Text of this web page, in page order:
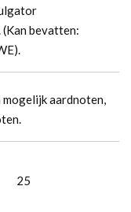
bevatten:
mogelijk aardnoten,
25